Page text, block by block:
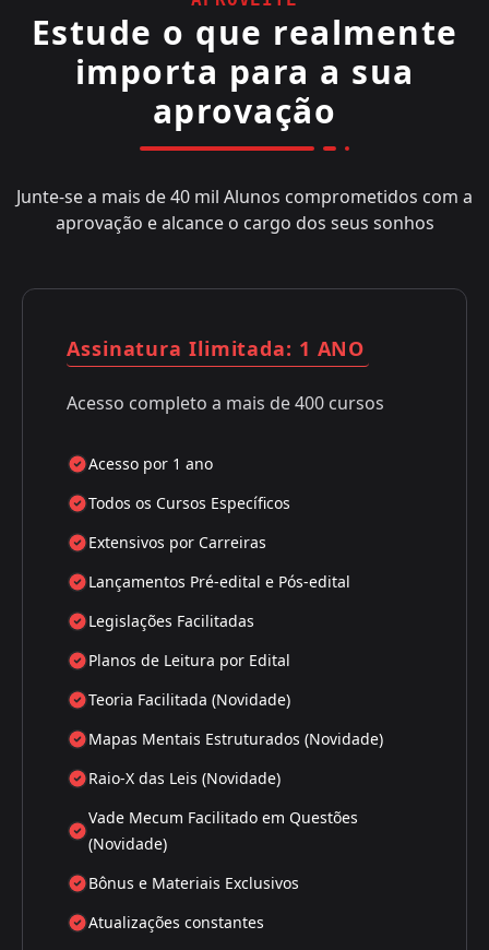
Estude o que realmente
importa para a sua
aprovação
Junte-se a mais de 40 mil Alunos comprometidos com a
aprovação e alcance o cargo dos seus sonhos
Assinatura Ilimitada: 1 ANO
Acesso completo a mais de 400 cursos
Acesso por 1 ano
Todos os Cursos Específicos
Extensivos por Carreiras
Lançamentos Pré-edital e Pós-edital
Legislações Facilitadas
Planos de Leitura por Edital
Teoria Facilitada (Novidade)
Mapas Mentais Estruturados (Novidade)
Raio-X das Leis (Novidade)
Vade Mecum Facilitado em Questões
(Novidade)
Bônus e Materiais Exclusivos
Atualizações constantes